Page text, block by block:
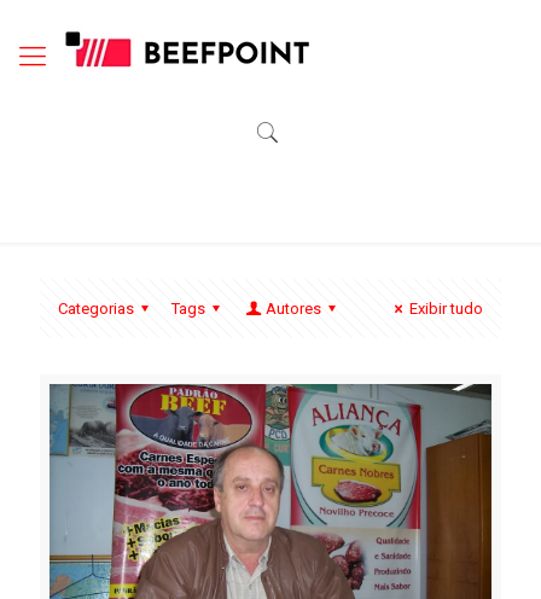
Categorias Tags Autores Exibir tudo